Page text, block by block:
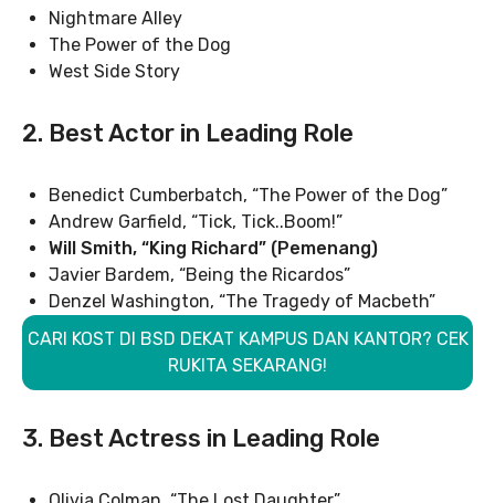
Nightmare Alley
The Power of the Dog
West Side Story
2. Best Actor in Leading Role
Benedict Cumberbatch, “The Power of the Dog”
Andrew Garfield, “Tick, Tick..Boom!”
Will Smith, “King Richard” (Pemenang)
Javier Bardem, “Being the Ricardos”
Denzel Washington, “The Tragedy of Macbeth”
CARI KOST DI BSD DEKAT KAMPUS DAN KANTOR? CEK
RUKITA SEKARANG!
3. Best Actress in Leading Role